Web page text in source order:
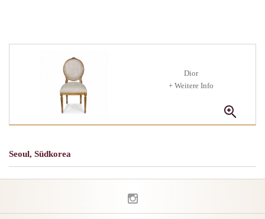
Dior
+ Weitere Info
Seoul, Südkorea